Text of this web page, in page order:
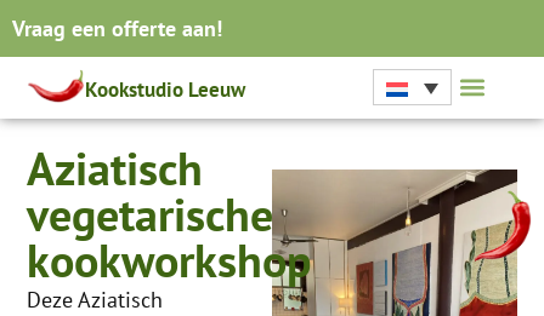
Vraag een offerte aan!
Kookstudio Leeuw
Aziatisch
vegetarische
kookworkshop
Deze Aziatisch